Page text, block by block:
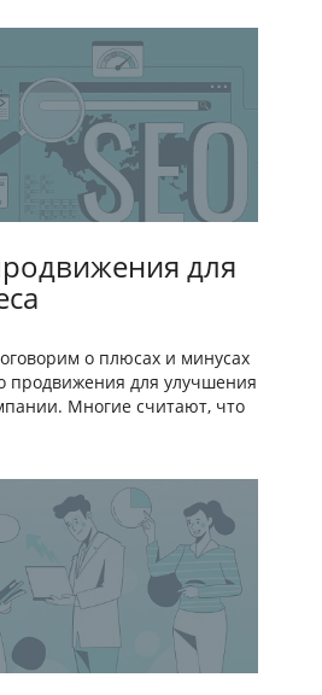
для
о плюсах и минусах
продвижения для улучшения
Многие считают, что